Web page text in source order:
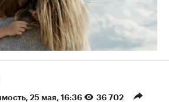
⁠, 25 мая, 16:36 36 702